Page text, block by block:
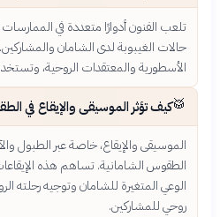
تلعب الفنون أدوارًا متعددة في
حالات الغيبوبة لدى الشامان
الأسطورية والمعتقدات الروحية،
🥁كيف تؤثر الموسيقى والإيقاع في
الموسيقى والإيقاع، خاصة عبر الطبول
الطقوس الشامانية. تساهم هذه
الوعي المتغيرة للشامان وتوجيه رحلته
روحي للمشاركين.